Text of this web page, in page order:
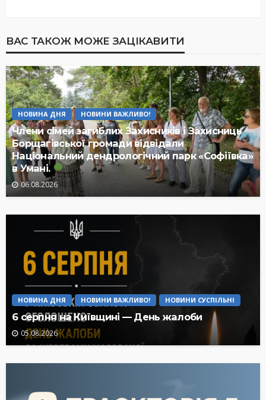
ВАС ТАКОЖ МОЖЕ ЗАЦІКАВИТИ
НОВИНА ДНЯ НОВИНИ ВАЖЛИВО!
Члени сімей загиблих Захисників і Захисниць
Борщагівської громади відвідали
Національний дендрологічний парк «Софіївка»
в Умані.
06.08.2026
НОВИНА ДНЯ НОВИНИ ВАЖЛИВО! НОВИНИ СУСПІЛЬНІ
6 серпня на Київщині — День жалоби
05.08.2026